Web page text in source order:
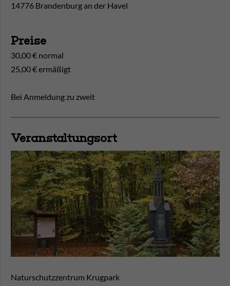
14776 Brandenburg an der Havel
Preise
30,00 € normal
25,00 € ermäßigt
Bei Anmeldung zu zweit
Veranstaltungsort
Naturschutzzentrum Krugpark